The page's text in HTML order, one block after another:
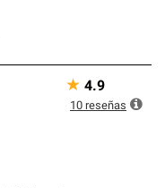
★ 4.9
10 reseñas